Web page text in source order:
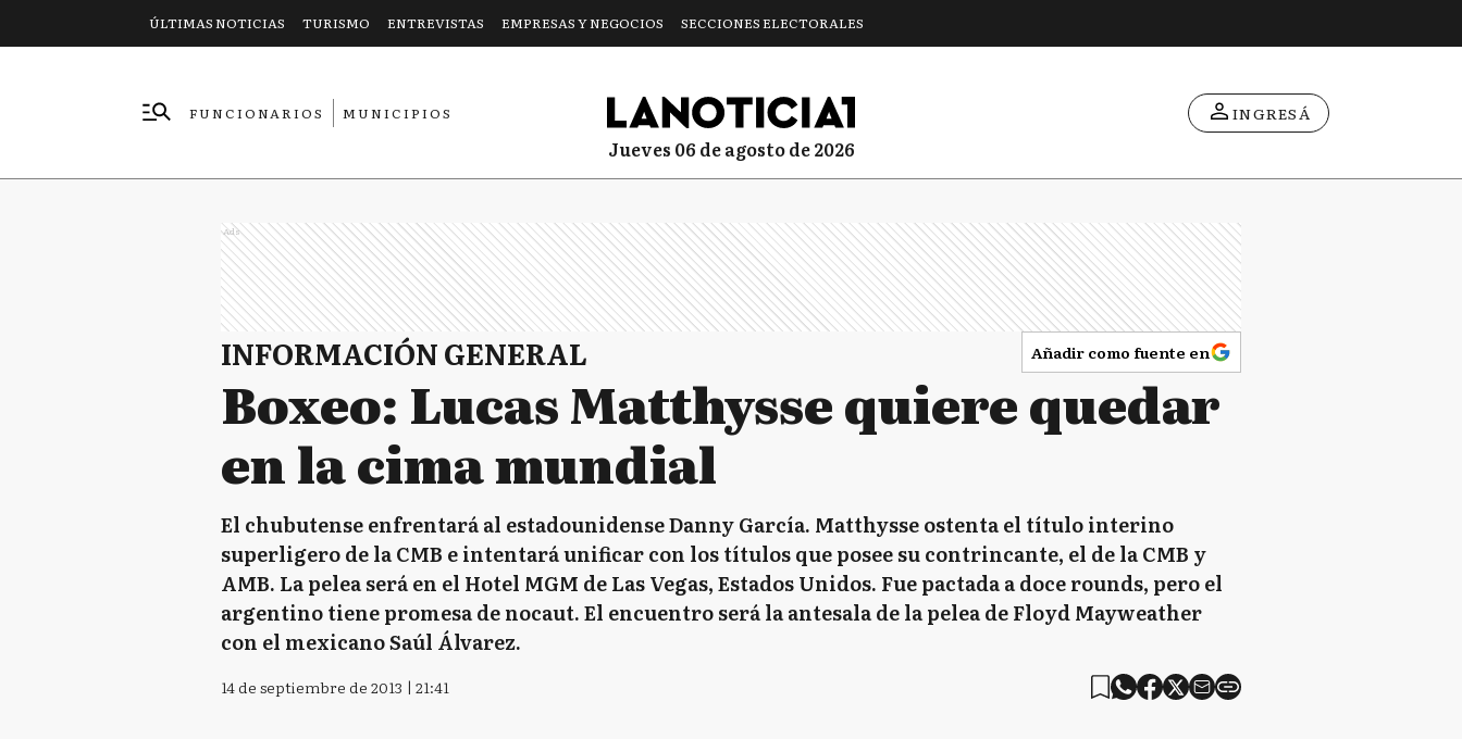
ÚLTIMAS NOTICIAS TURISMO ENTREVISTAS EMPRESAS Y NEGOCIOS SECCIONES ELECTORALES
FUNCIONARIOS
MUNICIPIOS
jueves 06 de agosto de 2026
INGRESÁ
Ads
INFORMACIÓN GENERAL Añadir como fuente en
Boxeo: Lucas Matthysse quiere quedar
en la cima mundial
El chubutense enfrentará al estadounidense Danny García. Matthysse ostenta el título interino
superligero de la CMB e intentará unificar con los títulos que posee su contrincante, el de la CMB y
AMB. La pelea será en el Hotel MGM de Las Vegas, Estados Unidos. Fue pactada a doce rounds, pero el
argentino tiene promesa de nocaut. El encuentro será la antesala de la pelea de Floyd Mayweather
con el mexicano Saúl Álvarez.
14 de septiembre de 2013 | 21:41